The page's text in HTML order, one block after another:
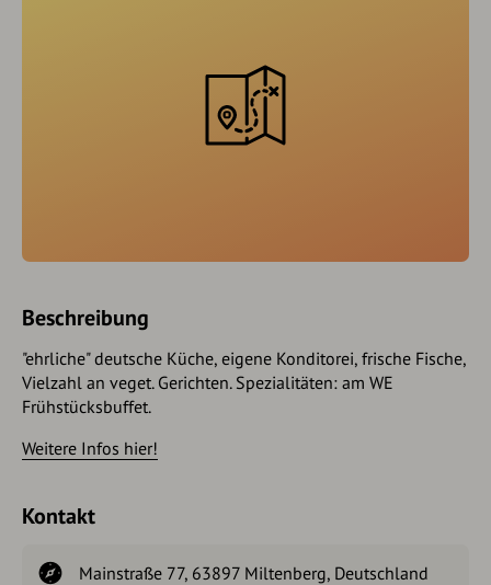
Beschreibung
"ehrliche" deutsche Küche, eigene Konditorei, frische Fische,
Vielzahl an veget. Gerichten. Spezialitäten: am WE
Frühstücksbuffet.
Weitere Infos hier!
Kontakt
Mainstraße 77, 63897 Miltenberg, Deutschland